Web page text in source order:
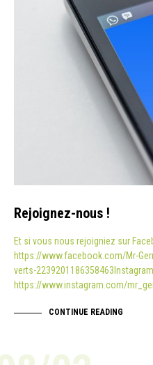
Rejoignez-nous !
Et si vous nous rejoigniez sur
https://www.facebook.com/Mr-
verts-
https://www.instagram.com/
CONTINUE READING